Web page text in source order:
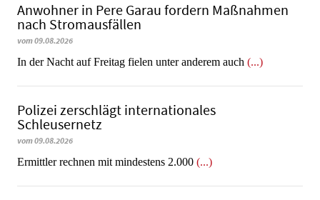
Anwohner in Pere Garau fordern Maßnahmen
nach Stromausfällen
vom 09.08.2026
In der Nacht auf Freitag fielen unter anderem auch (...)
Polizei zerschlägt internationales
Schleusernetz
vom 09.08.2026
Ermittler rechnen mit mindestens 2.000 (...)